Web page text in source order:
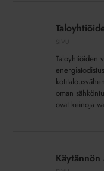
Taloyhtiöiden
oman
ovat keinoja
ongelmanratkaisut